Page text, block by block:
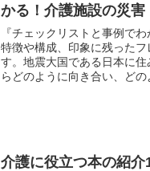
かる！介護施設の災
『チェックリストと事例で
特徴や構成、印象に残った
す。地震大国である日本に
らどのように向き合い、ど
介護に役立つ本の紹